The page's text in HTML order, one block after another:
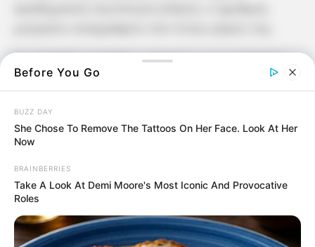
Αν παρόλα αυτά δεν μπορείτε να εντοπίσετε
τον αριθμό μητρώου, απευθυνθείτε στην
Περισσότερα νέα από την Εύβοια
Ανακαλύπτοντας τη Σαντορίνη από τη
Θάλασσα: Η Εμπειρία Πέρα από τις Παραλίες
Τα πιο Έξυπνα Tips Διακόσμησης για να
Before You Go
BUZZ DAY
She Chose To Remove The Tattoos On Her Face. Look At Her
Now
BRAINBERRIES
Take A Look At Demi Moore's Most Iconic And Provocative
Roles